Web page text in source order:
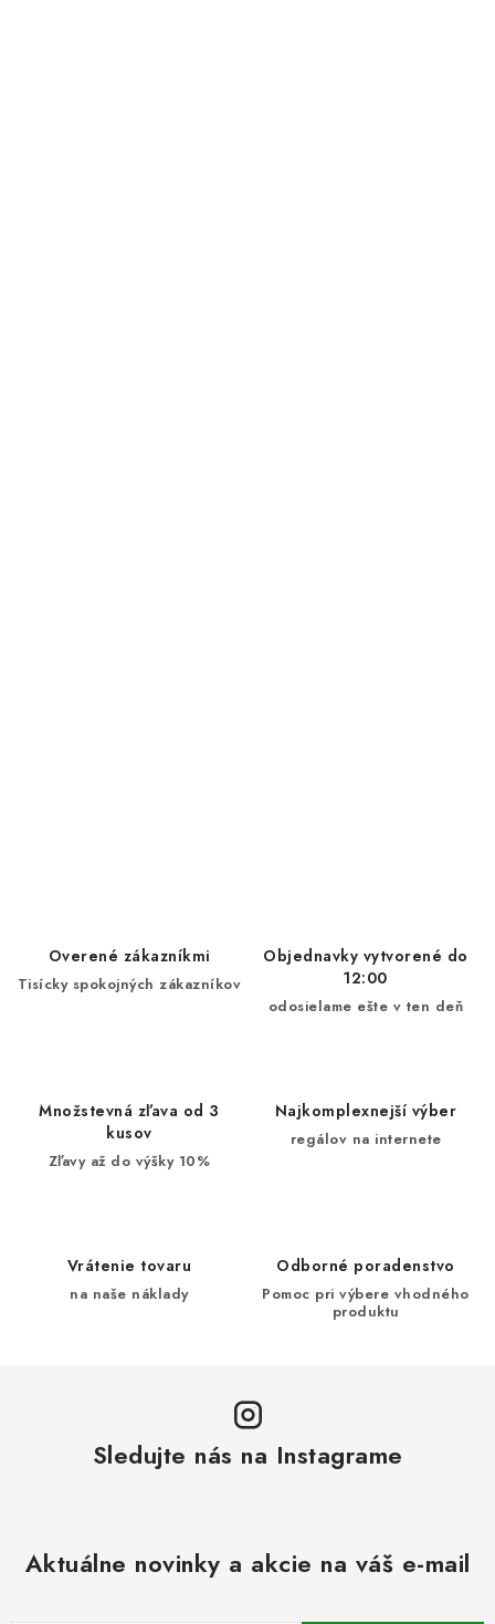
Overené zákazníkmi
Tisícky spokojných zákazníkov
Objednavky vytvorené do
12:00
odosielame ešte v ten deň
Množstevná zľava od 3
kusov
Zľavy až do výšky 10%
Najkomplexnejší výber
regálov na internete
Vrátenie tovaru
na naše náklady
Odborné poradenstvo
Pomoc pri výbere vhodného
produktu
Sledujte nás na Instagrame
Aktuálne novinky a akcie na váš e-mail